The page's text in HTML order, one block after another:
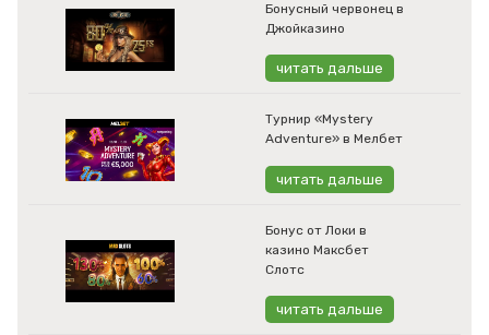
Бонусный червонец в
Джойказино
читать дальше
Турнир «Mystery
Adventure» в Мелбет
читать дальше
Бонус от Локи в
казино Максбет
Слотс
читать дальше